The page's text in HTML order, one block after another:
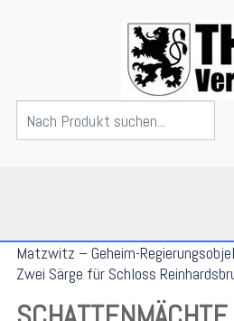
Matzwitz – Geheim-
Zwei Särge für Schloss